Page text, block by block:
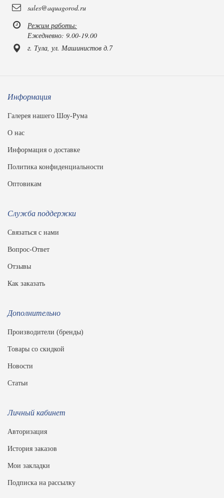
sales@aquagorod.ru
Режим работы:
Ежедневно: 9.00-19.00
г. Тула, ул. Машинистов д.7
Информация
Галерея нашего Шоу-Рума
О нас
Информация о доставке
Политика конфиденциальности
Оптовикам
Служба поддержки
Связаться с нами
Вопрос-Ответ
Отзывы
Как заказать
Дополнительно
Производители (бренды)
Товары со скидкой
Новости
Статьи
Личный кабинет
Авторизация
История заказов
Мои закладки
Подписка на рассылку